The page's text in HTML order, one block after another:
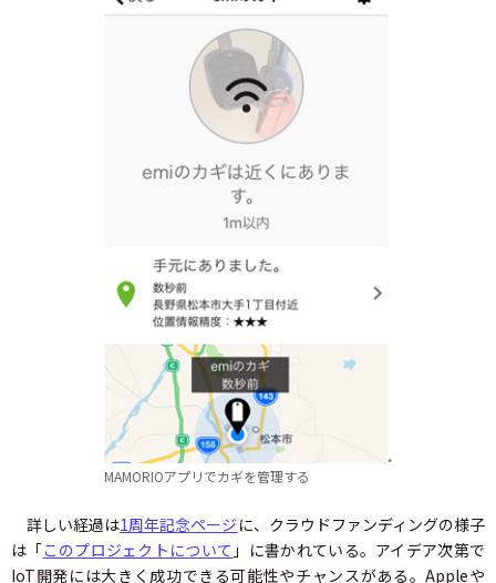
MAMORIOアプリでカギを管理する
詳しい経過は1周年記念ページ に、クラウドファンディングの様子
は「このプロジェクトについて 」に書かれている。アイデア次第で
IoT開発には大きく成功できる可能性やチャンスがある。Appleや